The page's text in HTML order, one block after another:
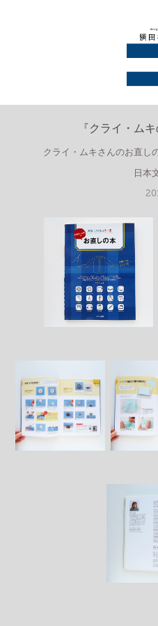
『クライ・ム
クライ・ムキさんのお直し
日本